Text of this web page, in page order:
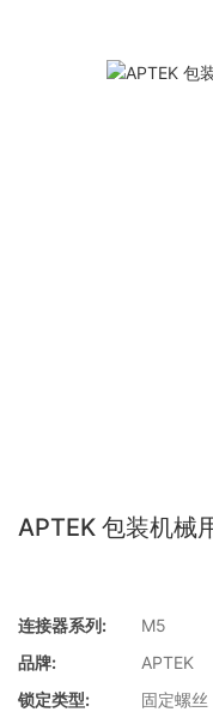
APTEK 包装机械
连接器系列:
M5
品牌:
APTEK
锁定类型:
固定螺丝